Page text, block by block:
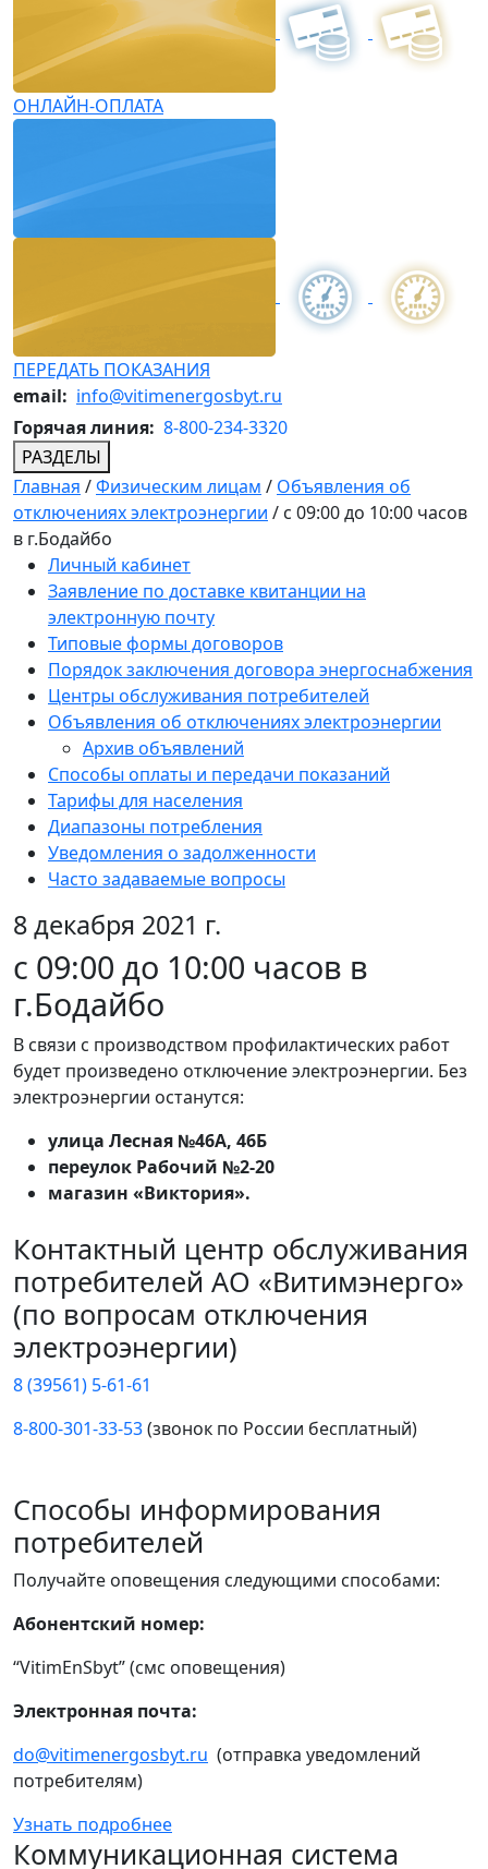
ОНЛАЙН-ОПЛАТА
ПЕРЕДАТЬ ПОКАЗАНИЯ
email: info@vitimenergosbyt.ru
Горячая линия: 8-800-234-3320
РАЗДЕЛЫ
Главная /Физическим лицам / Объявления об
отключениях электроэнергии / с 09:00 до 10:00 часов
в г.Бодайбо
Личный кабинет
Заявление по доставке квитанции на
электронную почту
Типовые формы договоров
Порядок заключения договора энергоснабжения
Центры обслуживания потребителей
Объявления об отключениях электроэнергии
Архив объявлений
Способы оплаты и передачи показаний
Тарифы для населения
Диапазоны потребления
Уведомления о задолженности
Часто задаваемые вопросы
8 декабря 2021 г.
с 09:00 до 10:00 часов в
г.Бодайбо
В связи с производством профилактических работ
будет произведено отключение электроэнергии. Без
электроэнергии останутся:
улица Лесная №46А, 46Б
переулок Рабочий №2-20
магазин «Виктория».
Контактный центр обслуживания
потребителей АО «Витимэнерго»
(по вопросам отключения
электроэнергии)
8 (39561) 5-61-61
8-800-301-33-53(звонок по России бесплатный)
Способы информирования
потребителей
Получайте оповещения следующими способами:
Абонентский номер:
“VitimEnSbyt” (смс оповещения)
Электронная почта:
do@vitimenergosbyt.ru (отправка уведомлений
потребителям)
Узнать подробнее
Коммуникационная система